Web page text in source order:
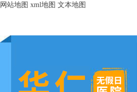
网站地图 xml地图 文本地图